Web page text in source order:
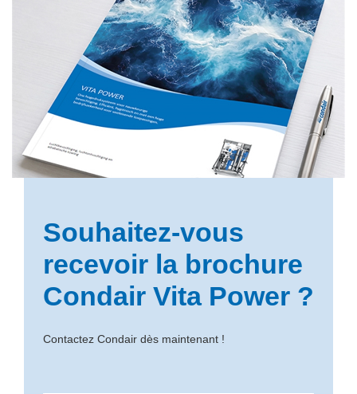
Souhaitez-vous
recevoir la brochure
Condair Vita Power ?
Contactez Condair dès maintenant !